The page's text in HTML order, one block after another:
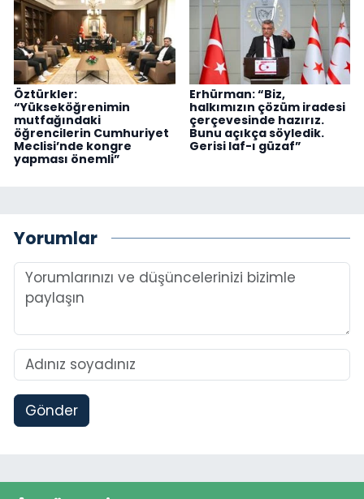
Öztürkler:
“Yükseköğrenimin
mutfağındaki
öğrencilerin Cumhuriyet
Meclisi’nde kongre
yapması önemli”
Erhürman: “Biz,
halkımızın çözüm iradesi
çerçevesinde hazırız.
Bunu açıkça söyledik.
Gerisi laf-ı güzaf”
Yorumlar
Gönder